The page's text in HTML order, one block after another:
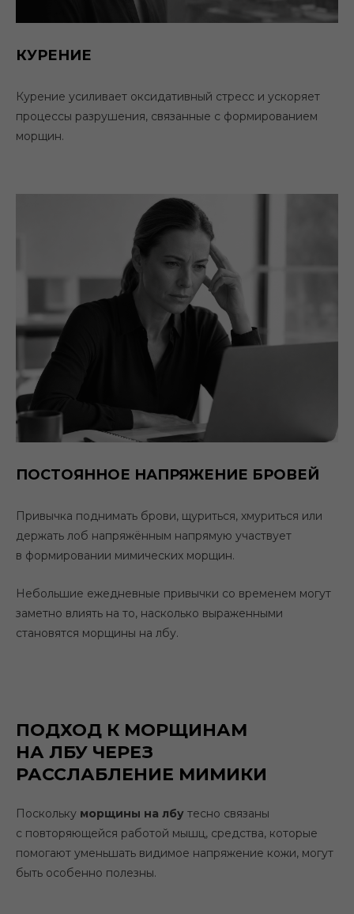
КУРЕНИЕ
Курение усиливает оксидативный стресс и ускоряет
процессы разрушения, связанные с формированием
морщин.
ПОСТОЯННОЕ НАПРЯЖЕНИЕ БРОВЕЙ
Привычка поднимать брови, щуриться, хмуриться или
держать лоб напряжённым напрямую участвует
в формировании мимических морщин.
Небольшие ежедневные привычки со временем могут
заметно влиять на то, насколько выраженными
становятся морщины на лбу.
ПОДХОД К МОРЩИНАМ
НА ЛБУ ЧЕРЕЗ
РАССЛАБЛЕНИЕ МИМИКИ
Поскольку морщины на лбу тесно связаны
с повторяющейся работой мышц, средства, которые
помогают уменьшать видимое напряжение кожи, могут
быть особенно полезны.
QMS Medicosmetics
Дата публикации: 09.06.2026
https://qmsmedicosmetics.ru/
★
★
★
Поделиться статьёй: